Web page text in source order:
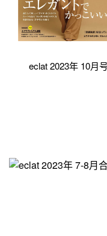
eclat 2023年 10月